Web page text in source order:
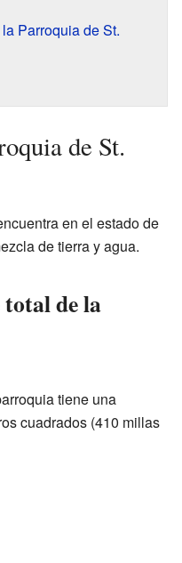
Parroquia de St.
de St.
en el estado de
de tierra y agua.
total de la
tiene una
cuadrados (410 millas